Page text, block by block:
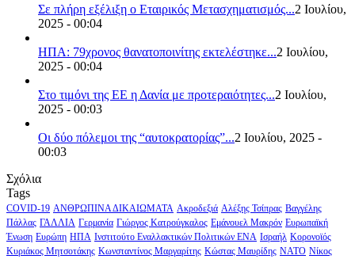
Σε πλήρη εξέλιξη ο Εταιρικός Μετασχηματισμός...2 Ιουλίου,
2025 - 00:04
ΗΠΑ: 79χρονος θανατοποινίτης εκτελέστηκε...2 Ιουλίου,
2025 - 00:04
Στο τιμόνι της ΕΕ η Δανία με προτεραιότητες...2 Ιουλίου,
2025 - 00:03
Οι δύο πόλεμοι της “αυτοκρατορίας”...2 Ιουλίου, 2025 -
00:03
Σχόλια
Tags
COVID-19 ΑΝΘΡΩΠΙΝΑ ΔΙΚΑΙΩΜΑΤΑ Ακροδεξιά Αλέξης Τσίπρας Βαγγέλης
Πάλλας ΓΑΛΛΙΑ Γερμανία Γιώργος Κατρούγκαλος Εμάνουελ Μακρόν Ευρωπαϊκή
Ένωση Ευρώπη ΗΠΑ Ινστιτούτο Εναλλακτικών Πολιτικών ΕΝΑ Ισραήλ Κορονοϊός
Κυριάκος Μητσοτάκης Κωνσταντίνος Μαργαρίτης Κώστας Μαυρίδης ΝΑΤΟ Νίκος